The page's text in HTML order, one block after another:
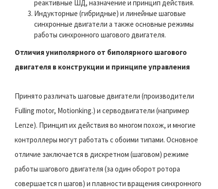
реактивные ШД, назначение и принцип действия.
Индукторные (гибридные) и линейные шаговые
синхронные двигатели а также основные режимы
работы синхронного шагового двигателя.
Отличия униполярного от биполярного шагового
двигателя в конструкции и принципе управления
Принято различать шаговые двигатели (производители
Fulling motor, Motionking.) и серводвигатели (например
Lenze). Принцип их действия во многом похож, и многие
контроллеры могут работать с обоими типами. Основное
отличие заключается в дискретном (шаговом) режиме
работы шагового двигателя (за один оборот ротора
совершается n шагов) и плавности вращения синхронного